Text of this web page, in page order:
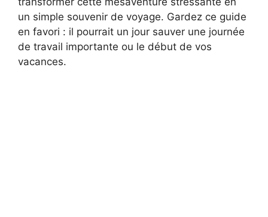
un simple souvenir de voyage. Gardez ce guide
en favori : il pourrait un jour sauver une journée
de travail importante ou le début de vos
vacances.